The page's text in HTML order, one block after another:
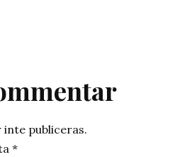
publiceras.
*